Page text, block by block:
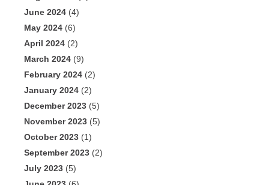
June 2024 (4)
May 2024 (6)
April 2024 (2)
March 2024 (9)
February 2024 (2)
January 2024 (2)
December 2023 (5)
November 2023 (5)
October 2023 (1)
September 2023 (2)
July 2023 (5)